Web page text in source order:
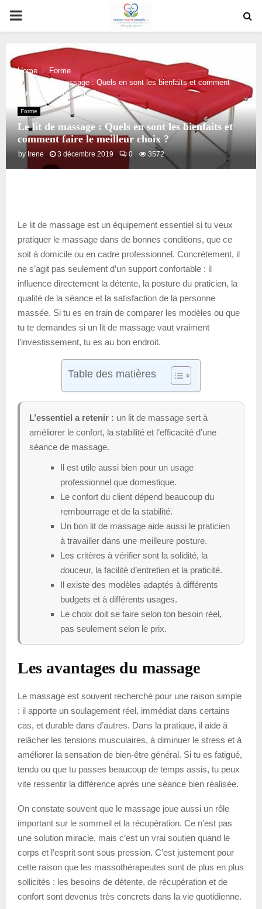
PRIMARY
MENU
Home
Forme
Le lit de massage : Quels en sont les bienfaits et comment
faire le meilleur choix ?
Forme
Le lit de massage : Quels en sont les bienfaits et
comment faire le meilleur choix ?
by Irene 3 décembre 2019 0 3572
Le lit de massage est un équipement essentiel si tu veux
pratiquer le massage dans de bonnes conditions, que ce
soit à domicile ou en cadre professionnel. Concrètement, il
ne s’agit pas seulement d’un support confortable : il
influence directement la détente, la posture du praticien, la
qualité de la séance et la satisfaction de la personne
massée. Si tu es en train de comparer les modèles ou que
tu te demandes si un lit de massage vaut vraiment
l’investissement, tu es au bon endroit.
Table des matières
L’essentiel a retenir : un lit de massage sert à
améliorer le confort, la stabilité et l’efficacité d’une
séance de massage.
Il est utile aussi bien pour un usage
professionnel que domestique.
Le confort du client dépend beaucoup du
rembourrage et de la stabilité.
Un bon lit de massage aide aussi le praticien
à travailler dans une meilleure posture.
Les critères à vérifier sont la solidité, la
douceur, la facilité d’entretien et la praticité.
Il existe des modèles adaptés à différents
budgets et à différents usages.
Le choix doit se faire selon ton besoin réel,
pas seulement selon le prix.
Les avantages du massage
Le massage est souvent recherché pour une raison simple
: il apporte un soulagement réel, immédiat dans certains
cas, et durable dans d’autres. Dans la pratique, il aide à
relâcher les tensions musculaires, à diminuer le stress et à
améliorer la sensation de bien-être général. Si tu es fatigué,
tendu ou que tu passes beaucoup de temps assis, tu peux
vite ressentir la différence après une séance bien réalisée.
On constate souvent que le massage joue aussi un rôle
important sur le sommeil et la récupération. Ce n’est pas
une solution miracle, mais c’est un vrai soutien quand le
corps et l’esprit sont sous pression. C’est justement pour
cette raison que les massothérapeutes sont de plus en plus
sollicités : les besoins de détente, de récupération et de
confort sont devenus très concrets dans la vie quotidienne.